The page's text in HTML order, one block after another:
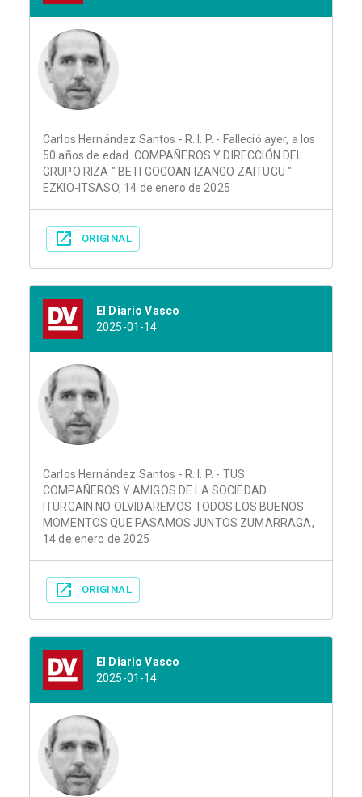
Carlos Hernández Santos - R. I. P. - Falleció ayer, a los
50 años de edad. COMPAÑEROS Y DIRECCIÓN DEL
GRUPO RIZA " BETI GOGOAN IZANGO ZAITUGU "
EZKIO-ITSASO, 14 de enero de 2025
ORIGINAL
El Diario Vasco
2025-01-14
Carlos Hernández Santos - R. I. P. - TUS
COMPAÑEROS Y AMIGOS DE LA SOCIEDAD
ITURGAIN NO OLVIDAREMOS TODOS LOS BUENOS
MOMENTOS QUE PASAMOS JUNTOS ZUMARRAGA,
14 de enero de 2025
ORIGINAL
El Diario Vasco
2025-01-14